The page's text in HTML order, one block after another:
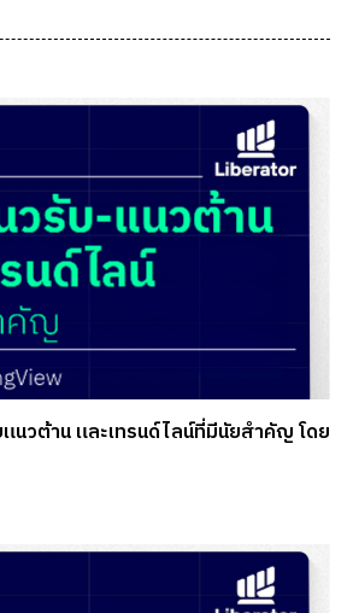
นวต้าน และเทรนด์ไลน์ที่มีนัยสำคัญ โดย